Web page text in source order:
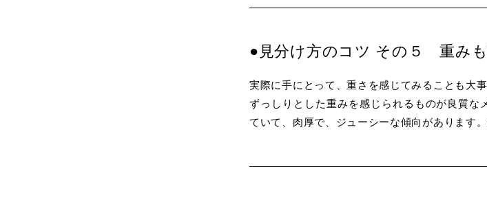
●見分け方のコツ その５ 重みも
実際に手にとって、重さを感じてみることも大事
ずっしりとした重みを感じられるものが良質
ていて、肉厚で、ジューシーな傾向があります